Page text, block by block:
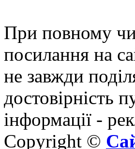
При повному чи
посилання на
не завжди
достовірність
інформації -
Copyright ©